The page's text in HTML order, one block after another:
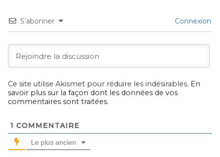
S’abonner Connexion
Ce site utilise Akismet pour réduire les indésirables. En
savoir plus sur la façon dont les données de vos
commentaires sont traitées.
1 COMMENTAIRE
Le plus ancien